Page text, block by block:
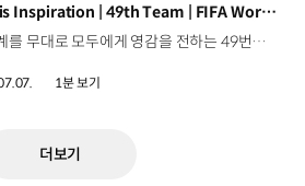
]
This is Inspiration | 49th Team | FIFA World Cup 2026™
전 세계를 무대로 모두에게 영감을 전하는 49번째 팀.FIFA 월드컵 2026™을 향한 여정 속, 이제 사람들의 시선은 이 어린 스타들에게 향합니다. 자세히 보기 ▶ #Kia #InspirationConnectsUsAll #49thTeam #OMBC #FIFAWorldCup2026 유튜브 쇼츠 보기 >
1분 보기
더보기